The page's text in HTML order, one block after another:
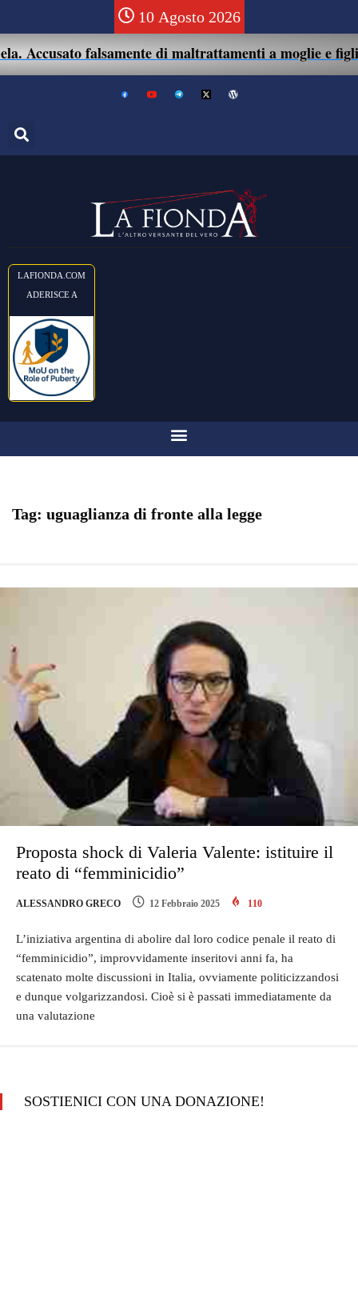
10 Agosto 2026
Accusato falsamente di maltrattamenti a moglie e figlio:
LAFIONDA.COM
ADERISCE A
Tag: uguaglianza di fronte alla legge
Proposta shock di Valeria Valente: istituire il
reato di “femminicidio”
ALESSANDRO GRECO 12 Febbraio 2025 110
L’iniziativa argentina di abolire dal loro codice penale il reato di
“femminicidio”, improvvidamente inseritovi anni fa, ha
scatenato molte discussioni in Italia, ovviamente politicizzandosi
e dunque volgarizzandosi. Cioè si è passati immediatamente da
una valutazione
SOSTIENICI CON UNA DONAZIONE!